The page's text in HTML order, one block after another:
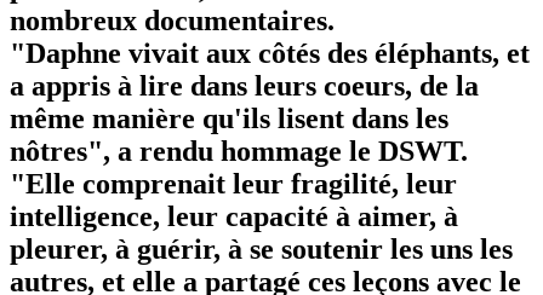
nombreux documentaires.
"Daphne vivait aux côtés des éléphants, et
a appris à lire dans leurs coeurs, de la
même manière qu'ils lisent dans les
nôtres", a rendu hommage le DSWT.
"Elle comprenait leur fragilité, leur
intelligence, leur capacité à aimer, à
pleurer, à guérir, à se soutenir les uns les
autres, et elle a partagé ces leçons avec le